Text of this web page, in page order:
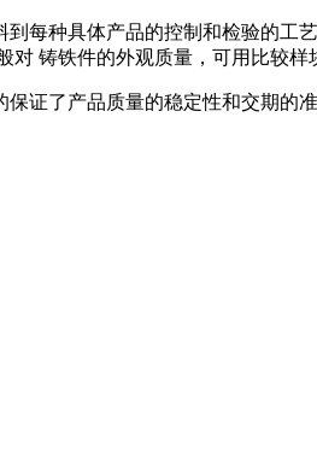
每种具体产品的控制和检验的工
铸铁件的外观质量，可用比较
证了产品质量的稳定性和交期的准